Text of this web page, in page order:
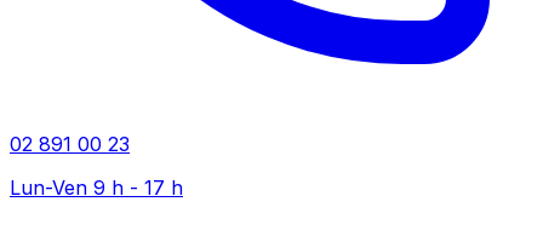
02 891 00 23
Lun-Ven 9 h - 17 h